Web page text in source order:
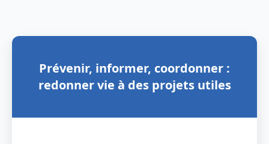
Prévenir, informer, coordonner :
redonner vie à des projets utiles